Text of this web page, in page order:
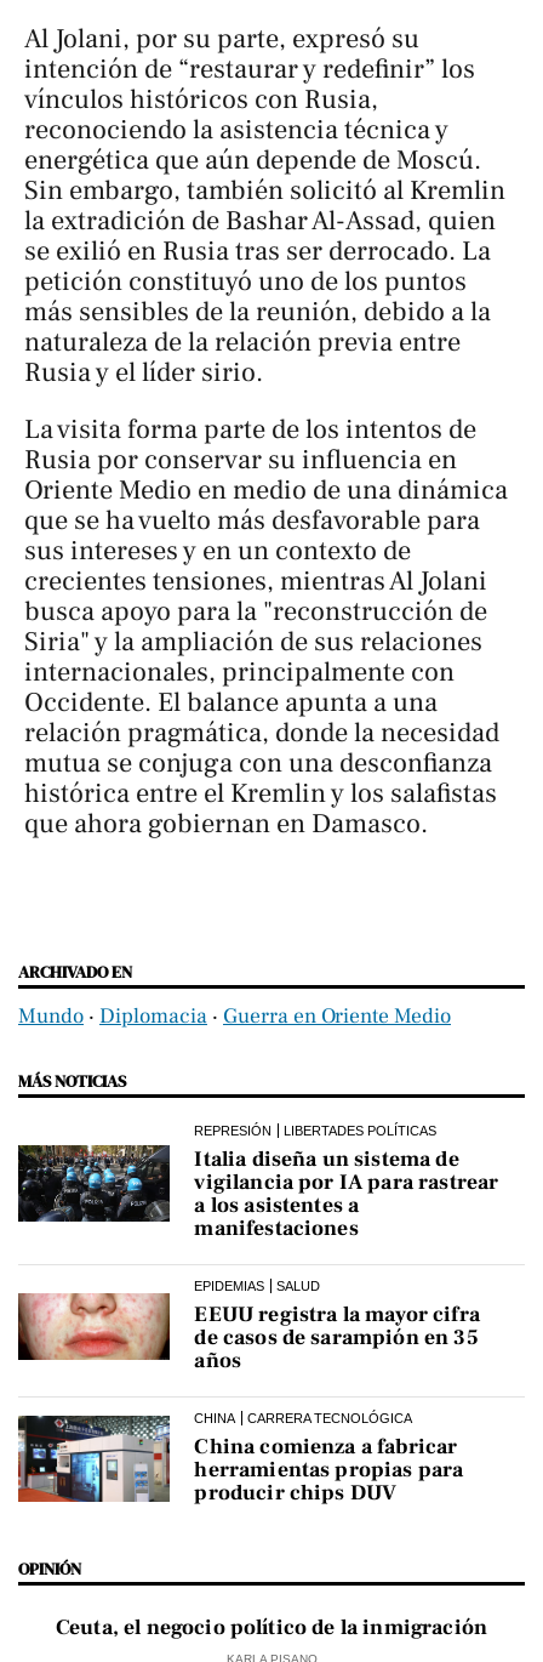
Al Jolani, por su parte, expresó su
intención de “restaurar y redefinir” los
vínculos históricos con Rusia,
reconociendo la asistencia técnica y
energética que aún depende de Moscú.
Sin embargo, también solicitó al Kremlin
la extradición de Bashar Al-Assad, quien
se exilió en Rusia tras ser derrocado. La
petición constituyó uno de los puntos
más sensibles de la reunión, debido a la
naturaleza de la relación previa entre
Rusia y el líder sirio.
La visita forma parte de los intentos de
Rusia por conservar su influencia en
Oriente Medio en medio de una dinámica
que se ha vuelto más desfavorable para
sus intereses y en un contexto de
crecientes tensiones, mientras Al Jolani
busca apoyo para la "reconstrucción de
Siria" y la ampliación de sus relaciones
internacionales, principalmente con
Occidente. El balance apunta a una
relación pragmática, donde la necesidad
mutua se conjuga con una desconfianza
histórica entre el Kremlin y los salafistas
que ahora gobiernan en Damasco.
ARCHIVADO EN
Mundo ‧ Diplomacia ‧ Guerra en Oriente Medio
MÁS NOTICIAS
REPRESIÓN LIBERTADES POLÍTICAS
Italia diseña un sistema de
vigilancia por IA para rastrear
a los asistentes a
manifestaciones
EPIDEMIAS SALUD
EEUU registra la mayor cifra
de casos de sarampión en 35
años
CHINA CARRERA TECNOLÓGICA
China comienza a fabricar
herramientas propias para
producir chips DUV
OPINIÓN
Ceuta, el negocio político de la inmigración
KARLA PISANO